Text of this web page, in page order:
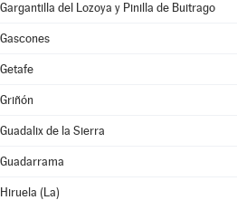
Gargantilla del Lozoya y Pinilla de Buitrago
Gascones
Getafe
Griñón
Guadalix de la Sierra
Guadarrama
Hiruela (La)